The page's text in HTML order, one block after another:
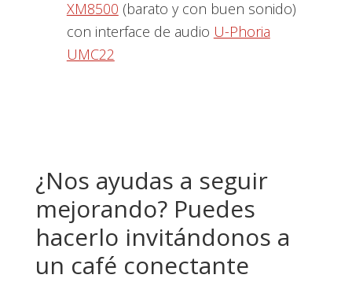
XM8500 (barato y con buen sonido)
con interface de audio U-Phoria
UMC22
¿Nos ayudas a seguir
mejorando? Puedes
hacerlo invitándonos a
un café conectante